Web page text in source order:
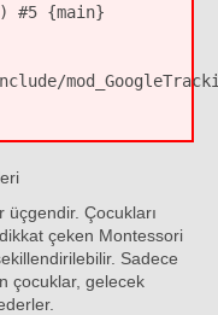
#5 {main}
üçgendir. Çocukları
çeken Montessori
Sadece
çocuklar, gelecek